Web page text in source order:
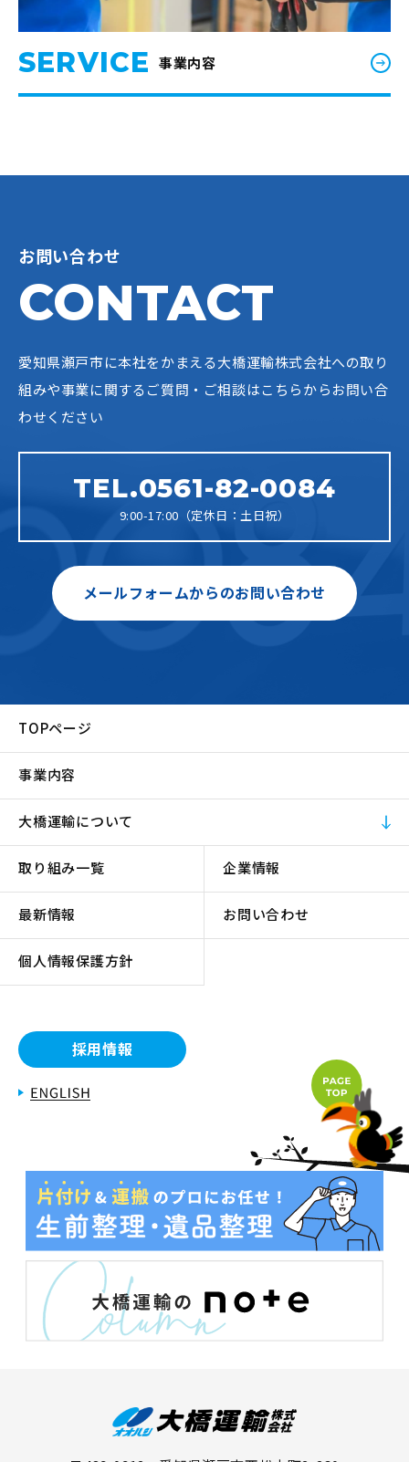
SERVICE 事業内容
お問い合わせ
CONTACT
愛知県瀬戸市に本社をかまえる大橋運輸株式会社への取り
組みや事業に関するご質問・ご相談はこちらからお問い合
わせください
TEL.0561-82-0084
9:00-17:00（定休日：土日祝）
メールフォームからのお問い合わせ
TOPページ
事業内容
大橋運輸について
取り組み一覧 企業情報
最新情報 お問い合わせ
個人情報保護方針
採用情報